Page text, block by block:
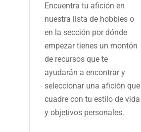
Encuentra tu afición en
nuestra lista de hobbies o
en la sección por dónde
empezar tienes un montón
de recursos que te
ayudarán aencontrar y
seleccionar una afición que
cuadre con tu estilo de vida
y objetivos personales.